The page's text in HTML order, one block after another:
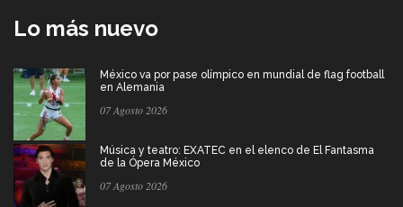
Lo más nuevo
México va por pase olímpico en mundial de flag football
en Alemania
07 Agosto 2026
Música y teatro: EXATEC en el elenco de El Fantasma
de la Ópera México
07 Agosto 2026